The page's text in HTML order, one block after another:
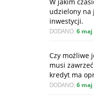
udzielony na
inwestycji.
DODANO: 6 maj
Czy możliwe
musi
kredyt ma
DODANO: 6 maj